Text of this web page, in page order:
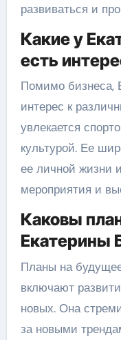
развиваться и
Какие у
есть
Помимо бизнеса,
интерес к
увлекается
культурой. Ее
ее личной жизни
мероприятия и
Каковы
Екатерины
Планы на
включают
новых. Она
за новыми